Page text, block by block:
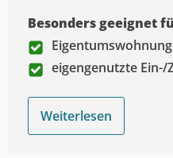
Besonders geeignet
eigengenutzte
Weiterlesen